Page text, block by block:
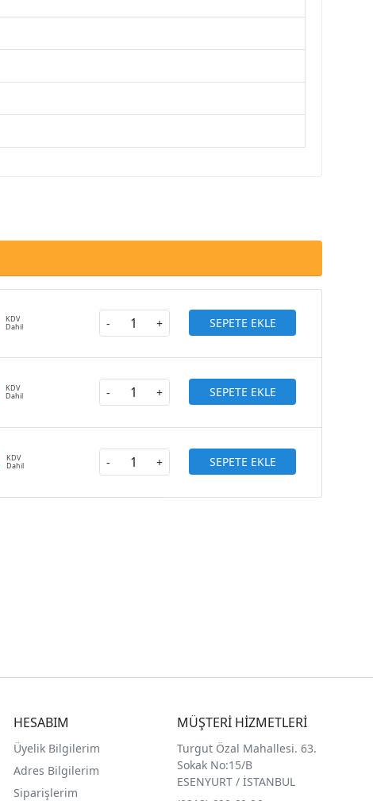
- + SEPETE EKLE
- + SEPETE EKLE
- + SEPETE EKLE
HESABIM
Üyelik Bilgilerim
Adres Bilgilerim
Siparişlerim
MÜŞTERİ HİZMETLERİ
Turgut Özal Mahallesi. 63.
Sokak No:15/B
ESENYURT / İSTANBUL